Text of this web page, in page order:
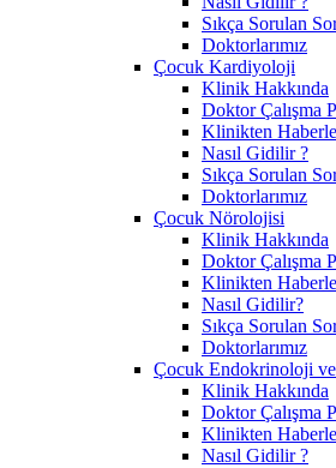
Sıkça Sorulan
Doktorlarımız
Çocuk Kardiyoloji
Klinik Hakkında
Doktor Çalışma
Klinikten
Nasıl Gidilir ?
Sıkça Sorulan
Doktorlarımız
Çocuk Nörolojisi
Klinik Hakkında
Doktor Çalışma
Klinikten
Nasıl Gidilir?
Sıkça Sorulan
Doktorlarımız
Çocuk Endokrinoloji ve
Klinik Hakkında
Doktor Çalışma
Klinikten
Nasıl Gidilir ?